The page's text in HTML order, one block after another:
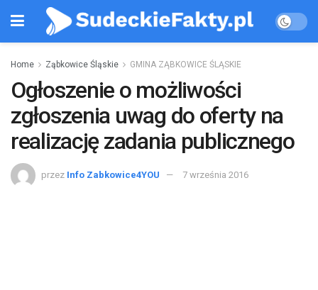
Home Ząbkowice Śląskie GMINA ZĄBKOWICE ŚLĄSKIE
Ogłoszenie o możliwości
zgłoszenia uwag do oferty na
realizację zadania publicznego
przez Info Zabkowice4YOU 7 września 2016